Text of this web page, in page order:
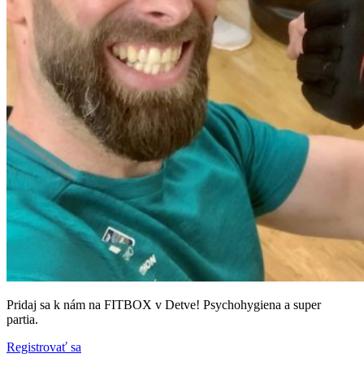
Pridaj sa k nám na FITBOX v Detve! Psychohygiena a super
partia.
Registrovať sa